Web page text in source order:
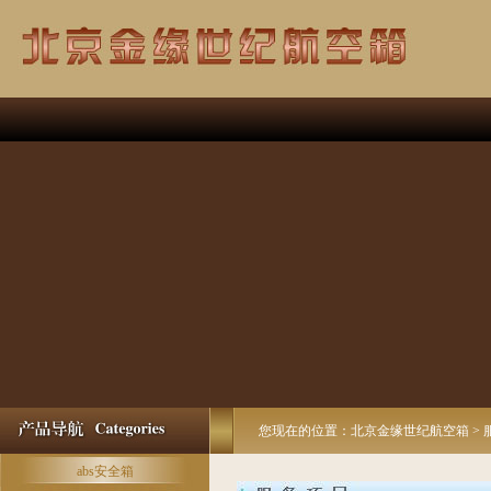
abs安全箱
您现在的位置：北京金缘世纪航空箱 >